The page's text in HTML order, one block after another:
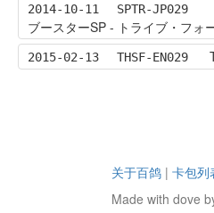
2014-10-11 SPTR-JP029
ブースターSP - トライブ・フォ
2015-02-13 THSF-EN029
关于百鸽 | 卡包列
Made with dove